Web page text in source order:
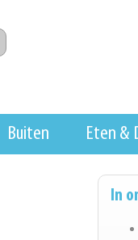
Buiten Eten &
In